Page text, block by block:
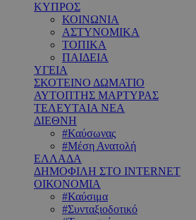
ΚΥΠΡΟΣ
ΚΟΙΝΩΝΙΑ
ΑΣΤΥΝΟΜΙΚΑ
ΤΟΠΙΚΑ
ΠΑΙΔΕΙΑ
ΥΓΕΙΑ
ΣΚΟΤΕΙΝΟ ΔΩΜΑΤΙΟ
ΑΥΤΟΠΤΗΣ ΜΑΡΤΥΡΑΣ
ΤΕΛΕΥΤΑΙΑ ΝΕΑ
ΔΙΕΘΝΗ
#Καύσωνας
#Μέση Ανατολή
ΕΛΛΑΔΑ
ΔΗΜΟΦΙΛΗ ΣΤΟ INTERNET
ΟΙΚΟΝΟΜΙΑ
#Καύσιμα
#Συνταξιοδοτικό